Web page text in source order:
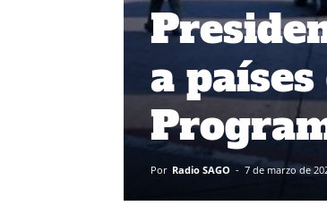
a
Por Radio SAGO - 7 de marzo de